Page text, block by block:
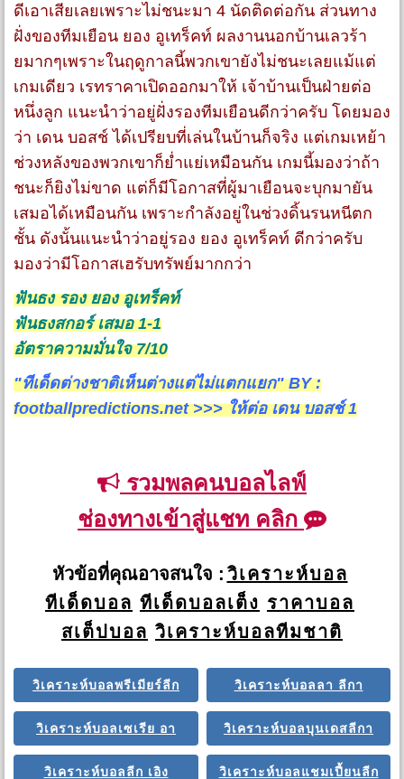
ดีเอาเสียเลยเพราะไม่ชนะมา 4 นัดติดต่อกัน ส่วนทาง
ฝั่งของทีมเยือน ยอง อูเทร็คท์ ผลงานนอกบ้านเลวร้า
ยมากๆเพราะในฤดูกาลนี้พวกเขายังไม่ชนะเลยแม้แต่
เกมเดียว เรทราคาเปิดออกมาให้ เจ้าบ้านเป็นฝ่ายต่อ
หนึ่งลูก แนะนำว่าอยู่ฝั่งรองทีมเยือนดีกว่าครับ โดยมอง
ว่า เดน บอสช์ ได้เปรียบที่เล่นในบ้านก็จริง แต่เกมเหย้า
ช่วงหลังของพวกเขาก็ย่ำแย่เหมือนกัน เกมนี้มองว่าถ้า
ชนะก็ยิงไม่ขาด แต่ก็มีโอกาสที่ผู้มาเยือนจะบุกมายัน
เสมอได้เหมือนกัน เพราะกำลังอยู่ในช่วงดิ้นรนหนีตก
ชั้น ดังนั้นแนะนำว่าอยู่รอง ยอง อูเทร็คท์ ดีกว่าครับ
มองว่ามีโอกาสเฮรับทรัพย์มากกว่า
ฟันธง รอง ยอง อูเทร็คท์
ฟันธงสกอร์ เสมอ 1-1
อัตราความมั่นใจ 7/10
"ทีเด็ดต่างชาติเห็นต่างแต่ไม่แตกแยก" BY :
footballpredictions.net >>> ให้ต่อ เดน บอสช์ 1
รวมพลคนบอลไลฟ์
ช่องทางเข้าสู่แชท คลิก
หัวข้อที่คุณอาจสนใจ : วิเคราะห์บอล
ทีเด็ดบอล ทีเด็ดบอลเต็ง ราคาบอล
สเต็ปบอล วิเคราะห์บอลทีมชาติ
วิเคราะห์บอลพรีเมียร์ลีก วิเคราะห์บอลลา ลีกา
วิเคราะห์บอลเซเรีย อา วิเคราะห์บอลบุนเดสลีกา
วิเคราะห์บอลลีก เอิง วิเคราะห์บอลแชมเปี้ยนลีก